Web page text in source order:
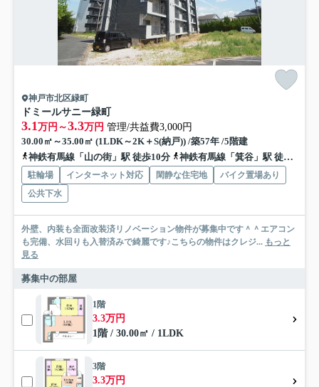
神戸市北区緑町
ドミールサニー緑町
3.1万円～3.3万円 管理/共益費3,000円
30.00㎡～35.00㎡ (1LDK～2K＋S(納戸)) /築57年 /5階建
神鉄有馬線「山の街」駅 徒歩10分
神鉄有馬線「箕谷」駅 徒歩18分
駐輪場 インターネット対応 閑静な住宅地
バイク置場あり
公共下水
外壁、内装も全面改装済リノベーション物件が募集中です＾＾エアコン
も完備、水回りも入替済みで綺麗です♪こちらの物件はクレジ... もっと
見る
募集中の部屋
1階
3.3万円
1階 / 30.00㎡ / 1LDK
3階
3.3万円